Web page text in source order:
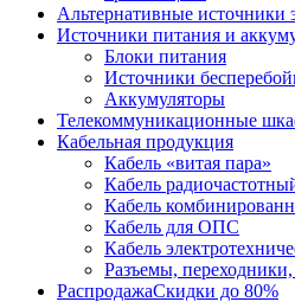
Альтернативные источники
Источники питания и
Блоки питания
Источники
Аккумуляторы
Телекоммуникационные
Кабельная продукция
Кабель «витая пара»
Кабель
Кабель
Кабель для ОПС
Кабель
Разъемы,
РаспродажаСкидки до 80%